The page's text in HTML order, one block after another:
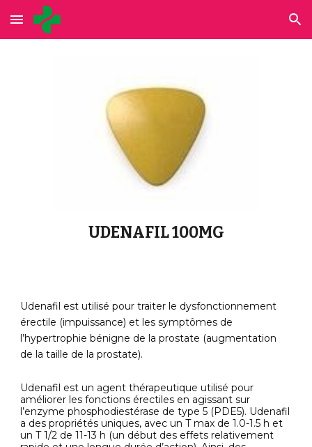
Skip to main content Skip to navigation
UDENAFIL 100MG
Udenafil est utilisé pour traiter le dysfonctionnement
érectile (impuissance) et les symptômes de
l’hypertrophie bénigne de la prostate (augmentation
de la taille de la prostate).
Udenafil est un agent thérapeutique utilisé pour
améliorer les fonctions érectiles en agissant sur
l’enzyme phosphodiestérase de type 5 (PDE5). Udenafil
a des propriétés uniques, avec un T max de 1.0-1.5 h et
un T 1/2 de 11-13 h (un début des effets relativement